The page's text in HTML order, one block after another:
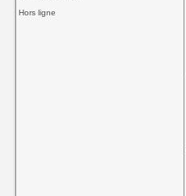
Hors ligne